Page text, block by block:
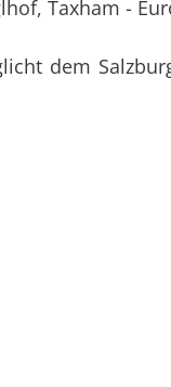
Taxham -
dem